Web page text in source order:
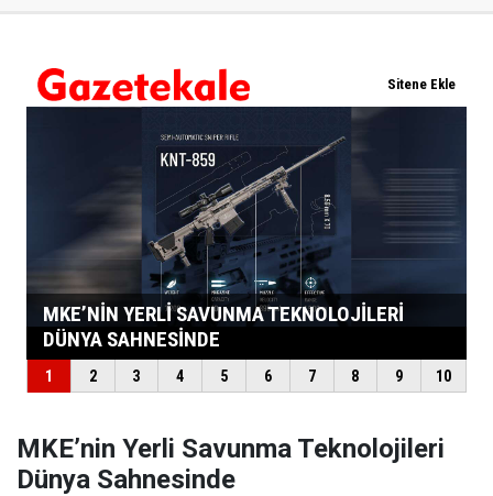
MKE’nin Yerli Savunma Teknolojileri
Dünya Sahnesinde